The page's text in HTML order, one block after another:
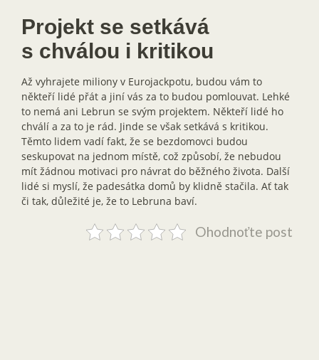
Projekt se setkává
s chválou i kritikou
Až vyhrajete miliony v Eurojackpotu, budou vám to
někteří lidé přát a jiní vás za to budou pomlouvat. Lehké
to nemá ani Lebrun se svým projektem. Někteří lidé ho
chválí a za to je rád. Jinde se však setkává s kritikou.
Těmto lidem vadí fakt, že se bezdomovci budou
seskupovat na jednom místě, což způsobí, že nebudou
mít žádnou motivaci pro návrat do běžného života. Další
lidé si myslí, že padesátka domů by klidně stačila. Ať tak
či tak, důležité je, že to Lebruna baví.
Ohodnoťte post